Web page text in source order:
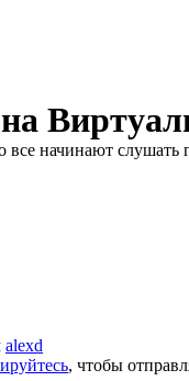
начинают слушать
alexd
, чтобы